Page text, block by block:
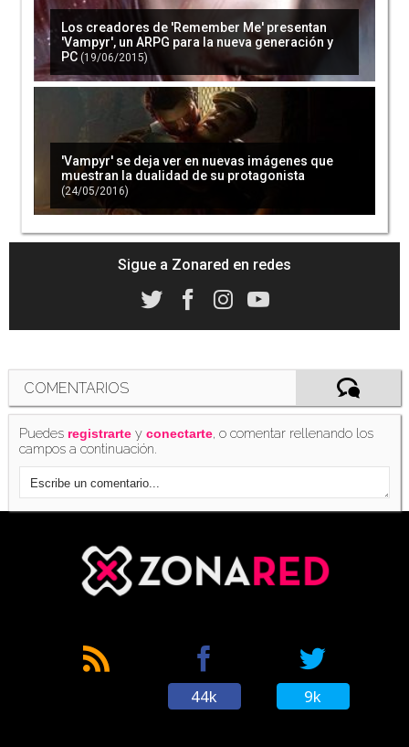
Los creadores de 'Remember Me' presentan
'Vampyr', un ARPG para la nueva generación y
PC (19/06/2015)
'Vampyr' se deja ver en nuevas imágenes que
muestran la dualidad de su protagonista
(24/05/2016)
Sigue a Zonared en redes
COMENTARIOS
Puedes registrarte yconectarte, o comentar rellenando los
campos a continuación.
44k 9k